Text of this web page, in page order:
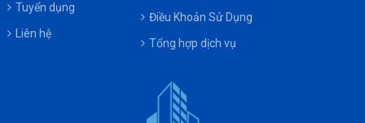
Tuyển dụng
Liên hệ
Điều Khoản Sử Dụng
Tổng hợp dịch vụ